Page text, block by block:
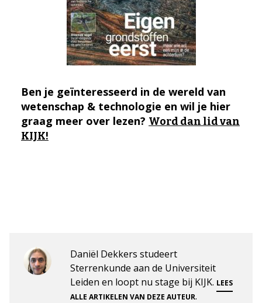
Ben je geïnteresseerd in de wereld van
wetenschap & technologie en wil je hier
graag meer over lezen? Word dan lid van
KIJK!
Daniël Dekkers studeert
Sterrenkunde aan de Universiteit
Leiden en loopt nu stage bij KIJK. LEES
ALLE ARTIKELEN VAN DEZE AUTEUR.